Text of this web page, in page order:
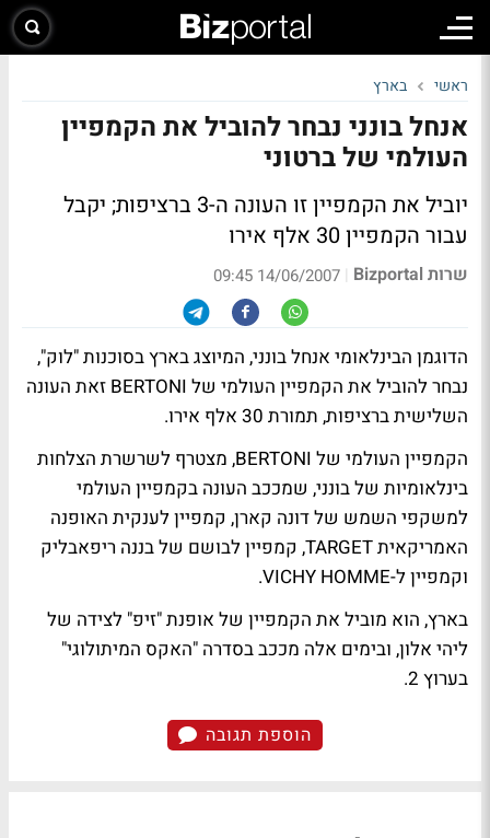
ראשי בארץ
אנחל בונני נבחר להוביל את הקמפיין
העולמי של ברטוני
יוביל את הקמפיין זו העונה ה-3 ברציפות; יקבל
עבור הקמפיין 30 אלף אירו
שרות Bizportal |
14/06/2007 09:45
הדוגמן הבינלאומי אנחל בונני, המיוצג בארץ בסוכנות "לוק",
נבחר להוביל את הקמפיין העולמי של BERTONI זאת העונה
השלישית ברציפות, תמורת 30 אלף אירו.
הקמפיין העולמי של BERTONI, מצטרף לשרשרת הצלחות
בינלאומיות של בונני, שמככב העונה בקמפיין העולמי
למשקפי השמש של דונה קארן, קמפיין לענקית האופנה
האמריקאית TARGET, קמפיין לבושם של בננה ריפאבליק
וקמפיין ל-VICHY HOMME.
בארץ, הוא מוביל את הקמפיין של אופנת "זיפ" לצידה של
ליהי אלון, ובימים אלה מככב בסדרה "האקס המיתולוגי"
בערוץ 2.
הוספת תגובה